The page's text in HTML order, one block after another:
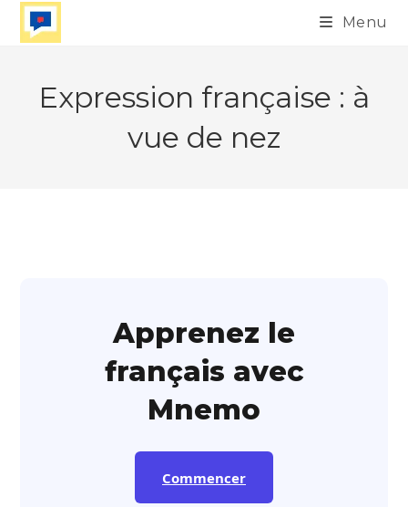
Skip
Menu
Expression française : à
vue de nez
Apprenez le
français avec
Mnemo
Commencer